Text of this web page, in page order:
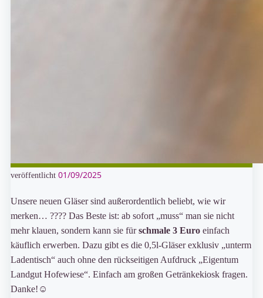
veröffentlicht 01/09/2025
Unsere neuen Gläser sind außerordentlich beliebt, wie wir
merken… ???? Das Beste ist: ab sofort „muss“ man sie nicht
mehr klauen, sondern kann sie fürschmale 3 Euro einfach
käuflich erwerben. Dazu gibt es die 0,5l-Gläser exklusiv „unterm
Ladentisch“ auch ohne den rückseitigen Aufdruck „Eigentum
Landgut Hofewiese“. Einfach am großen Getränkekiosk fragen.
Danke!☺️